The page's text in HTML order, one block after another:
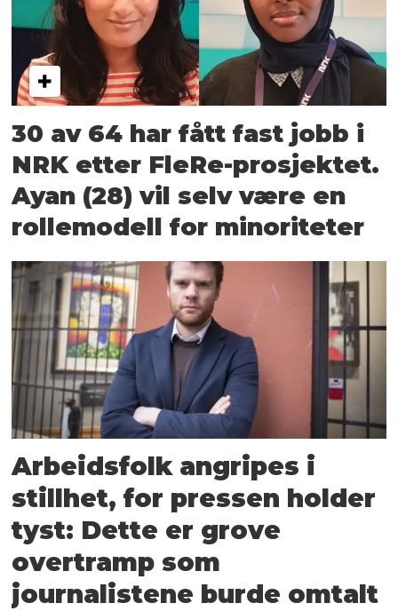
30 av 64 har fått fast jobb i
NRK etter FleRe-prosjektet.
Ayan (28) vil selv være en
rollemodell for minoriteter
Arbeidsfolk angripes i
stillhet, for pressen holder
tyst: Dette er grove
overtramp som
journalistene burde omtalt